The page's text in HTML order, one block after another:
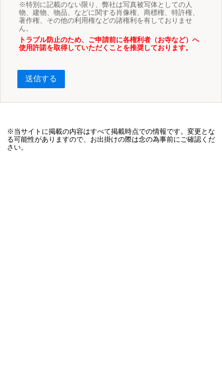
※特別に記載のない限り、弊社は写真被写体としての人
物、建物、物品、などに関する肖像権、商標権、特許権、
著作権、その他の利用権などの諸権利を有しておりませ
ん。
トラブル防止のため、ご申請前に各権利者（お寺など）へ
使用許諾を取得していただくことを推奨しております。
送信する
※当サイトに掲載の内容はすべて掲載時点での情報です。変更とな
る可能性がありますので、お出掛けの際は念の為事前にご確認くだ
さい。